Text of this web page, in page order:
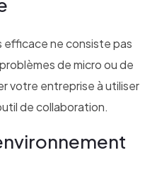
efficace ne consiste pas
de micro ou de
votre entreprise à utiliser
de collaboration.